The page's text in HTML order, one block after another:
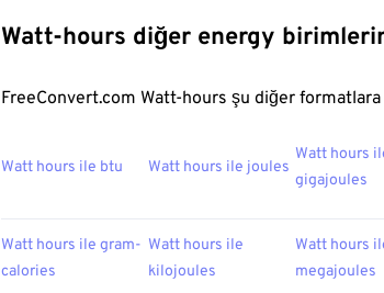
Watt-hours diğer energy
FreeConvert.com Watt-hours şu diğer
Watt hours ile btu Watt hours ile joules
Watt hours
gigajoules
Watt hours ile gram-
calories
Watt hours ile
kilojoules
Watt hours
megajoules